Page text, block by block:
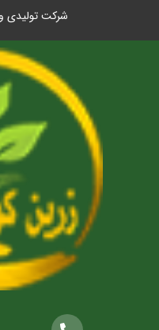
شرکت تولیدی و